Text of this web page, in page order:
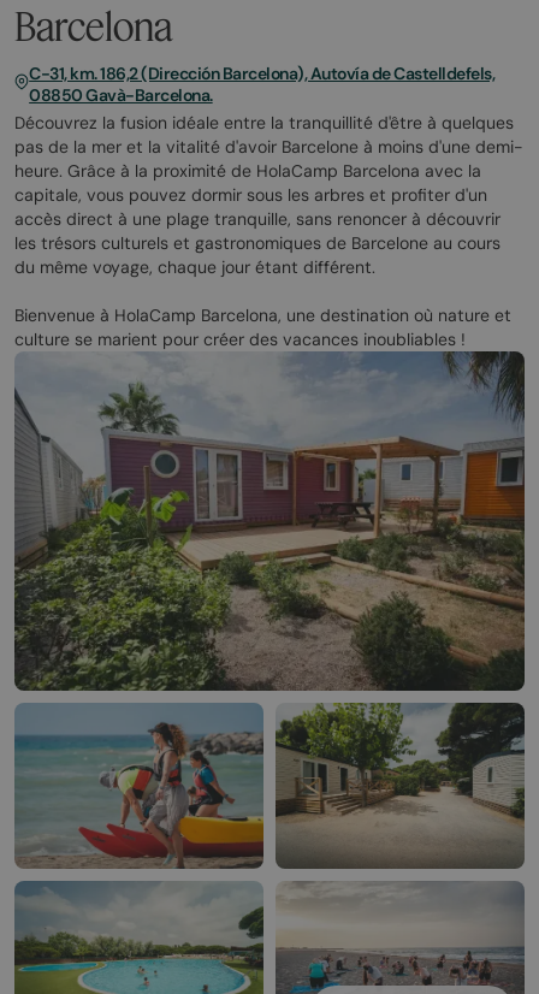
Barcelona
C-31, km. 186,2 (Dirección Barcelona), Autovía de Castelldefels,
08850 Gavà-Barcelona.
Découvrez la fusion idéale entre la tranquillité d'être à quelques
pas de la mer et la vitalité d'avoir Barcelone à moins d'une demi-
heure. Grâce à la proximité de HolaCamp Barcelona avec la
capitale, vous pouvez dormir sous les arbres et profiter d'un
accès direct à une plage tranquille, sans renoncer à découvrir
les trésors culturels et gastronomiques de Barcelone au cours
du même voyage, chaque jour étant différent.
Bienvenue à HolaCamp Barcelona, une destination où nature et
culture se marient pour créer des vacances inoubliables !